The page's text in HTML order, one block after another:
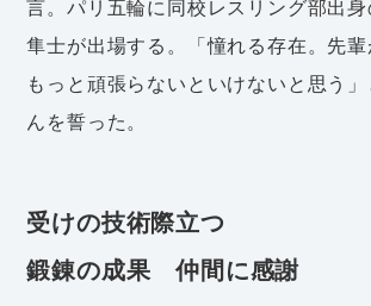
言。パリ五輪に同校レスリング部出
隼士が出場する。「憧れる存在。先輩
もっと頑張らないといけないと思う
んを誓った。
受けの技術際立つ
鍛錬の成果 仲間に感謝